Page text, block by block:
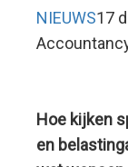
NIEUWS17
Hoe kijken
en